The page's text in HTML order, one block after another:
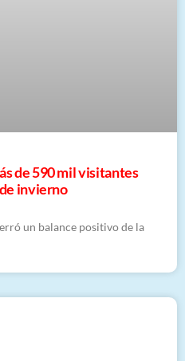
de 590 mil visitantes
invierno
un balance positivo de la